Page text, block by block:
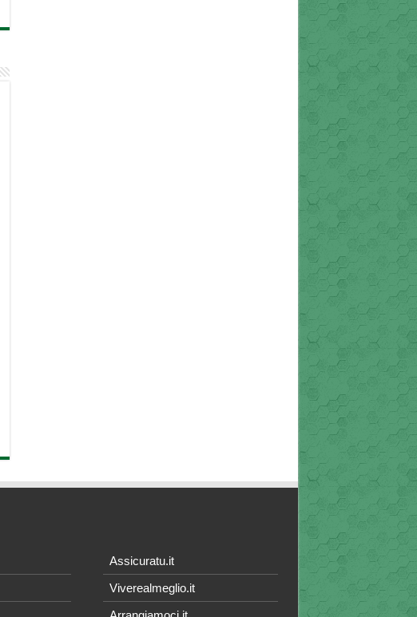
Assicuratu.it
Viverealmeglio.it